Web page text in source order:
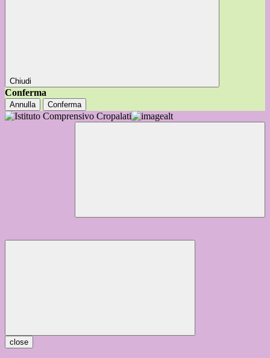
Chiudi
Conferma
Annulla Conferma
close